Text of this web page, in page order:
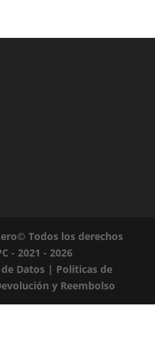
Todos los derechos
- 2021 - 2026
Datos | Politicas de
y Reembolso